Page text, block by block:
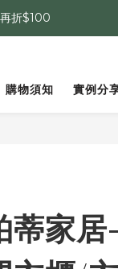
折$100
購物須知 實例分
蒂家